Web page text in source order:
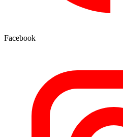
Facebook